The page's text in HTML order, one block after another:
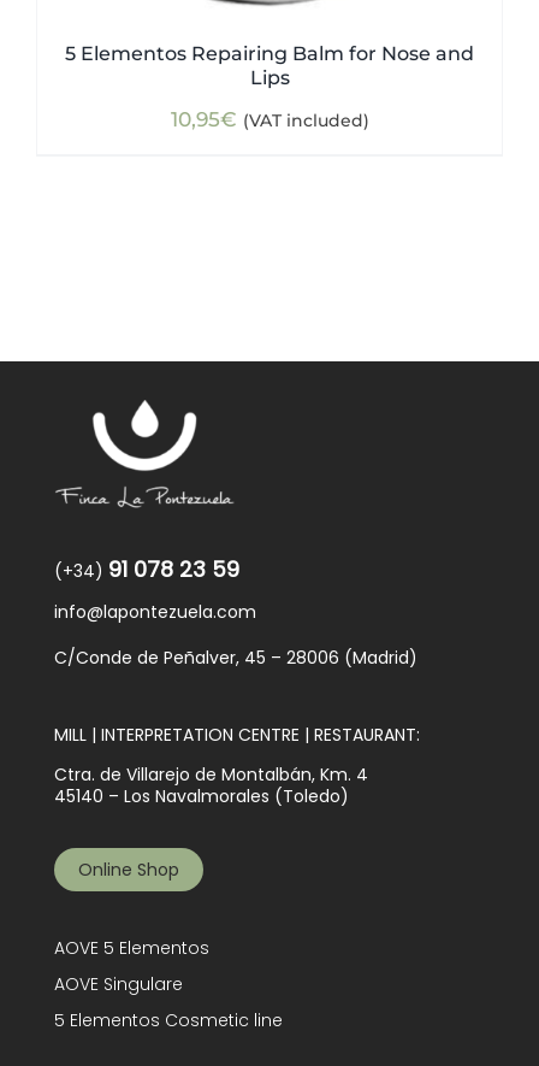
5 Elementos Repairing Balm for Nose and
Lips
10,95€ (VAT included)
(+34) 91 078 23 59
info@lapontezuela.com
C/Conde de Peñalver, 45 – 28006 (Madrid)
MILL | INTERPRETATION CENTRE | RESTAURANT:
Ctra. de Villarejo de Montalbán, Km. 4
45140 – Los Navalmorales (Toledo)
Online Shop
AOVE 5 Elementos
AOVE Singulare
5 Elementos Cosmetic line